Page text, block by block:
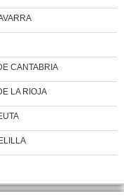
CANTABRIA
LA RIOJA